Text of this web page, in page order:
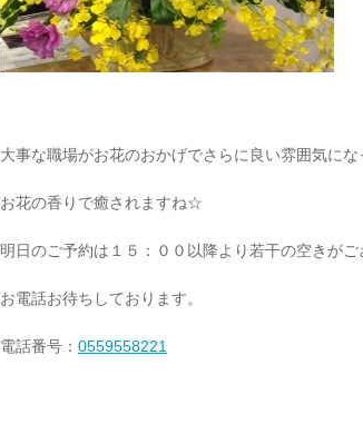
大事な職場がお花のおかげでさらに良い雰囲気にな
お花の香りで癒されますね☆
明日のご予約は１５：００以降より若干の空きがご
お電話お待ちしております。
電話番号： 0559558221